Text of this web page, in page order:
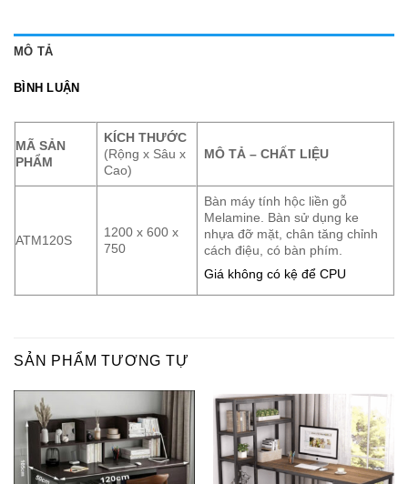
MÔ TẢ
BÌNH LUẬN
MÃ SẢN
PHẨM
KÍCH THƯỚC
(Rộng x Sâu x
Cao)
MÔ TẢ – CHẤT LIỆU
ATM120S
1200 x 600 x
750
Bàn máy tính hộc liền gỗ
Melamine. Bàn sử dụng ke
nhựa đỡ mặt, chân tăng chỉnh
cách điệu, có bàn phím.
Giá không có kệ để CPU
SẢN PHẨM TƯƠNG TỰ